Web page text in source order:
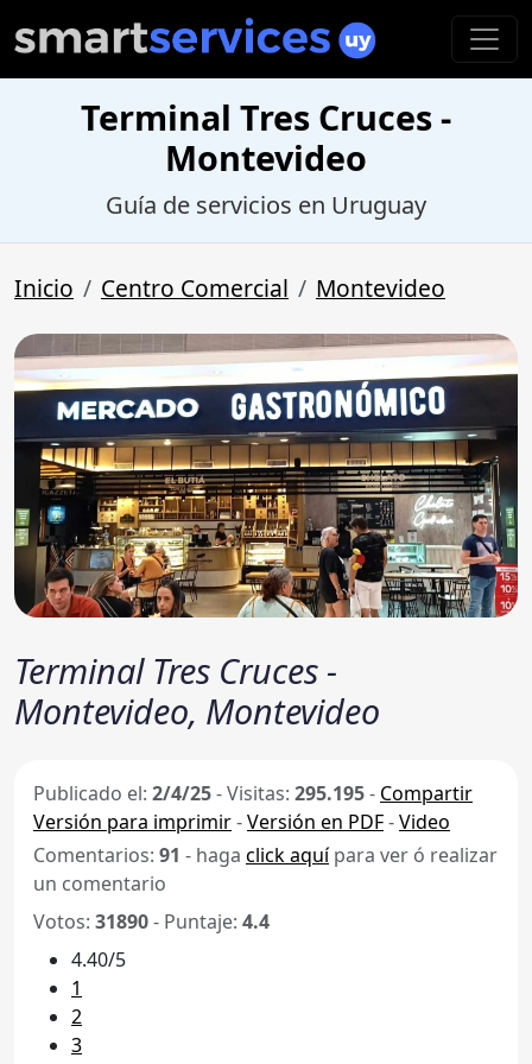
Terminal Tres Cruces -
Montevideo
Guía de servicios en Uruguay
Inicio Centro Comercial Montevideo
Terminal Tres Cruces -
Montevideo, Montevideo
Publicado el: 2/4/25-Visitas: 295.195- Compartir
Versión para imprimir-Versión en PDF-Video
Comentarios: 91 - haga click aquípara ver ó realizar
un comentario
Votos: 31890- Puntaje: 4.4
4.40/5
1
2
3